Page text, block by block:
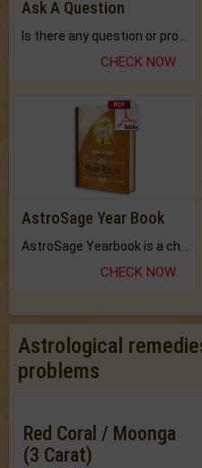
Ask A Question
CHECK NOW
AstroSage Year Book
AstroSage Yearbook is a channel to fulfill your dreams and destiny.
CHECK NOW
Astrological
problems
Red Coral / Moonga
(3 Carat)